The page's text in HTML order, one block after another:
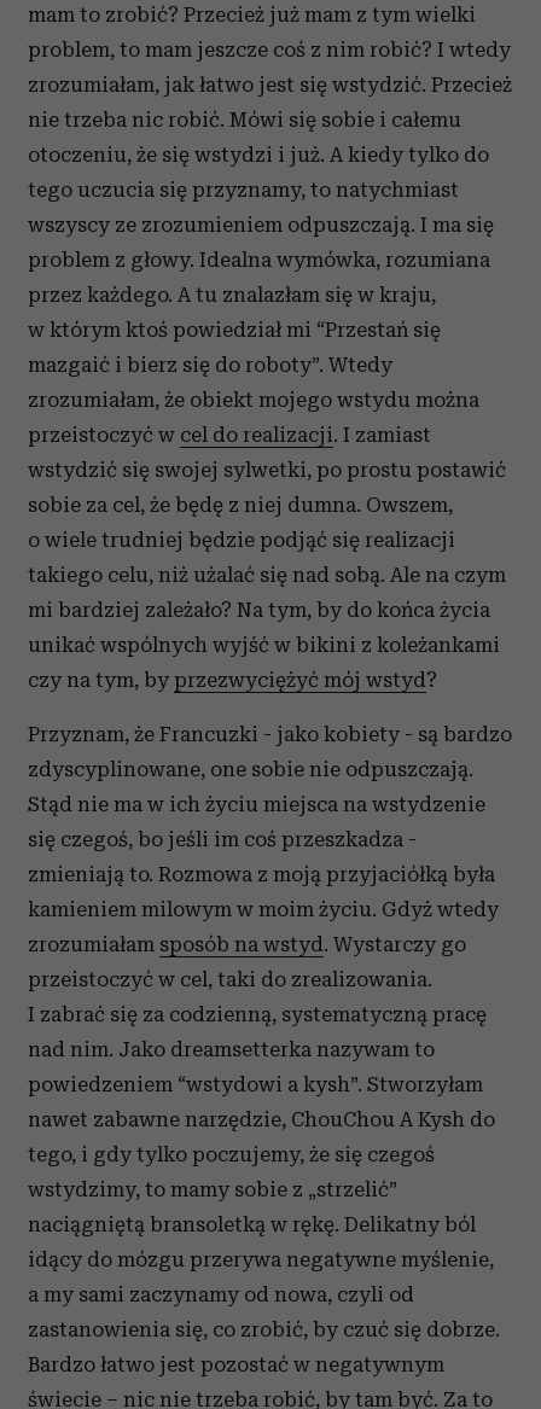
mam to zrobić? Przecież już mam z tym wielki
problem, to mam jeszcze coś z nim robić? I wtedy
zrozumiałam, jak łatwo jest się wstydzić. Przecież
nie trzeba nic robić. Mówi się sobie i całemu
otoczeniu, że się wstydzi i już. A kiedy tylko do
tego uczucia się przyznamy, to natychmiast
wszyscy ze zrozumieniem odpuszczają. I ma się
problem z głowy. Idealna wymówka, rozumiana
przez każdego. A tu znalazłam się w kraju,
w którym ktoś powiedział mi “Przestań się
mazgaić i bierz się do roboty”. Wtedy
zrozumiałam, że obiekt mojego wstydu można
przeistoczyć w cel do realizacji. I zamiast
wstydzić się swojej sylwetki, po prostu postawić
sobie za cel, że będę z niej dumna. Owszem,
o wiele trudniej będzie podjąć się realizacji
takiego celu, niż użalać się nad sobą. Ale na czym
mi bardziej zależało? Na tym, by do końca życia
unikać wspólnych wyjść w bikini z koleżankami
czy na tym, by przezwyciężyć mój wstyd?
Przyznam, że Francuzki - jako kobiety - są bardzo
zdyscyplinowane, one sobie nie odpuszczają.
Stąd nie ma w ich życiu miejsca na wstydzenie
się czegoś, bo jeśli im coś przeszkadza -
zmieniają to. Rozmowa z moją przyjaciółką była
kamieniem milowym w moim życiu. Gdyż wtedy
zrozumiałam sposób na wstyd. Wystarczy go
przeistoczyć w cel, taki do zrealizowania.
I zabrać się za codzienną, systematyczną pracę
nad nim. Jako dreamsetterka nazywam to
powiedzeniem “wstydowi a kysh”. Stworzyłam
nawet zabawne narzędzie, ChouChou A Kysh do
tego, i gdy tylko poczujemy, że się czegoś
wstydzimy, to mamy sobie z „strzelić”
naciągniętą bransoletką w rękę. Delikatny ból
idący do mózgu przerywa negatywne myślenie,
a my sami zaczynamy od nowa, czyli od
zastanowienia się, co zrobić, by czuć się dobrze.
Bardzo łatwo jest pozostać w negatywnym
świecie – nic nie trzeba robić, by tam być. Za to